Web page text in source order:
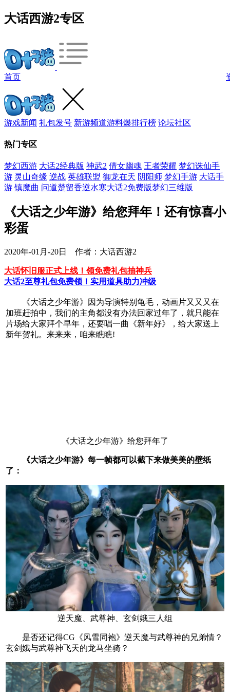
大话西游2专区
首页
游戏新闻 礼包发号 新游频道游料爆排行榜 论坛社区
热门专区
梦幻西游 大话2经典版 神武2 倩女幽魂 王者荣耀 梦幻诛仙手
游 灵山奇缘 逆战 英雄联盟 御龙在天 阴阳师 梦幻手游 大话手
游 镇魔曲 问道楚留香逆水寒大话2免费版梦幻三维版
《大话之少年游》给您拜年！还有惊喜小
彩蛋
2020年-01月-20日 作者：大话西游2
大话怀旧服正式上线！领免费礼包抽神兵
大话2至尊礼包免费领！实用道具助力冲级
《大话之少年游》因为导演特别龟毛，动画片又又又在
加班赶拍中，我们的主角都没有办法回家过年了，就只能在
片场给大家拜个早年，还要唱一曲《新年好》，给大家送上
新年贺礼。来来来，咱来瞧瞧!
《大话之少年游》给您拜年了
《大话之少年游》每一帧都可以截下来做美美的壁纸
了：
逆天魔、武尊神、玄剑娥三人组
是否还记得CG《风雪同袍》逆天魔与武尊神的兄弟情？
玄剑娥与武尊神飞天的龙马坐骑？